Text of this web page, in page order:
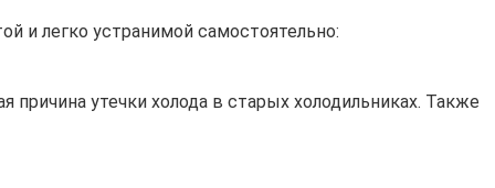
и легко устранимой самостоятельно:
утечки холода в старых холодильниках. Также